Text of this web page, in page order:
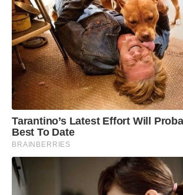
Tarantino’s Latest Effort Will
Best To Date
BRAINBERRIES